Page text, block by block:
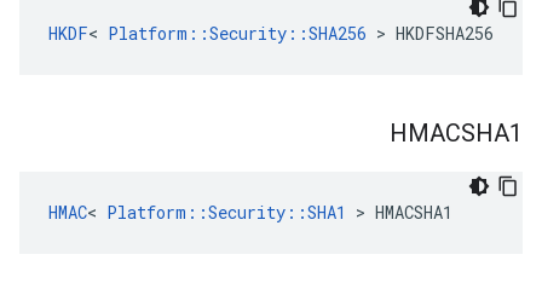
HKDF< Platform::Security::SHA256 > HKDFSHA256
HMACSHA1
HMAC< Platform::Security::SHA1 > HMACSHA1